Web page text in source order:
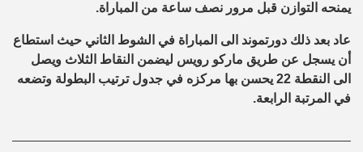
يمنحه التوازن قبل مرور نصف ساعة من المباراة.
عاد بعد ذلك دورتموند الى المباراة في الشوط الثاني حيث استطاع
أن يسجل عن طريق ماركو رويس ليضمن النقاط الثلاث ويصل
الى النقطة 22 يحسن بها مركزه في جدول ترتيب البطولة وتضعه
في المرتبة الرابعة.